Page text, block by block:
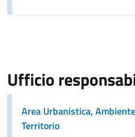
Ufficio
Area Urbanistica,
Territorio